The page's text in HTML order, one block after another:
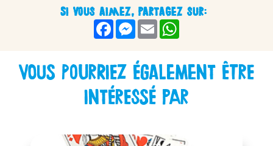
Si vous aimez, partagez sur:
FacebookMessenger
Email
Vous pourriez également être
intéressé par